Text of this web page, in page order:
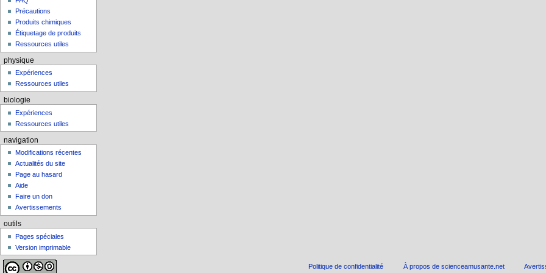
Précautions
Produits chimiques
Étiquetage de produits
Ressources utiles
physique
Expériences
Ressources utiles
biologie
Expériences
Ressources utiles
navigation
Modifications récentes
Actualités du site
Page au hasard
Aide
Faire un don
Avertissements
outils
Pages spéciales
Version imprimable
Politique de confidentialité À propos de scienceamusante.net